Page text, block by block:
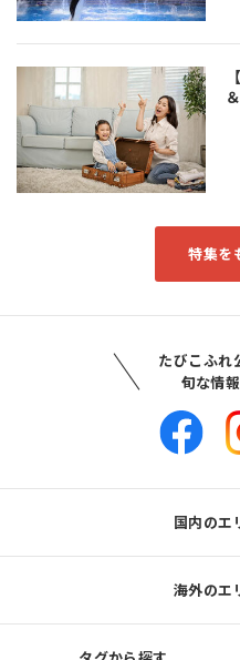
特集を
たびこふれ
旬な情
国内のエ
海外のエ